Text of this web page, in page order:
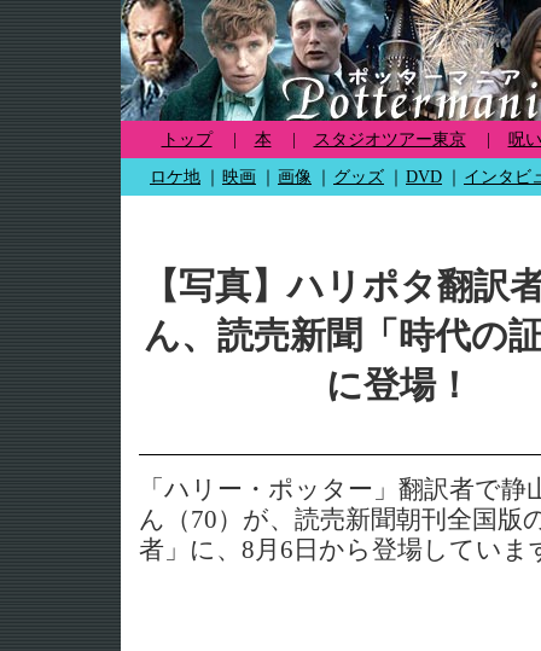
トップ 本 スタジオツアー東京 呪
ロケ地 映画 画像 グッズ DVD インタビ
【写真】ハリポタ翻訳
ん、読売新聞「時代の
に登場！
「ハリー・ポッター」翻訳者で静
ん（70）が、読売新聞朝刊全国版
者」に、8月6日から登場していま